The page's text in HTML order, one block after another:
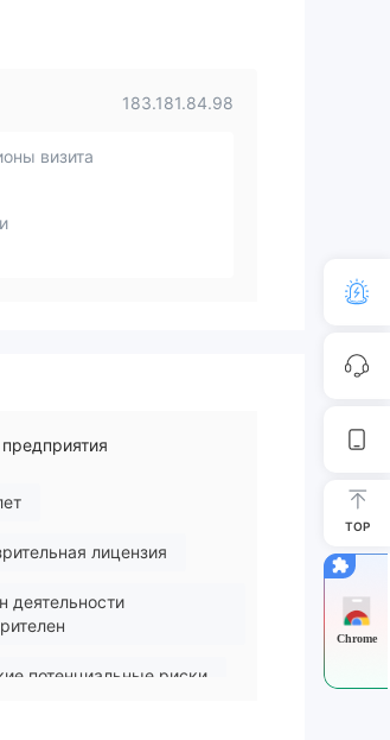
183.181.84.98
визита
лицензия
деятельности
потенциальные риски
TOP
Chrome